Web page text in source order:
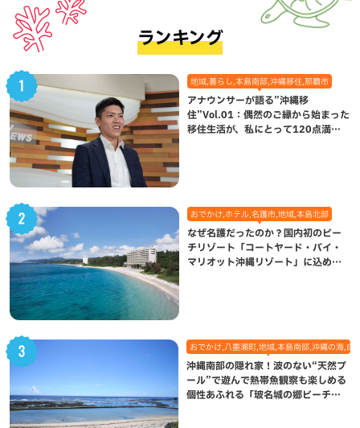
ランキング
地域,暮らし,本島南部,沖縄移住,那覇市
アナウンサーが語る”沖縄移
住”Vol.01：偶然のご縁から始まった
移住生活が、私にとって120点満点
おでかけ,ホテル,名護市,地域,本島北部
なぜ名護だったのか？国内初のビー
チリゾート「コートヤード・バイ・
マリオット沖縄リゾート」に込めら
おでかけ,八重瀬町,地域,本島南部,沖縄の海,自
沖縄南部の隠れ家！波のない“天然プ
ール”で遊んで熱帯魚観察も楽しめる
個性あふれる「玻名城の郷ビーチ」